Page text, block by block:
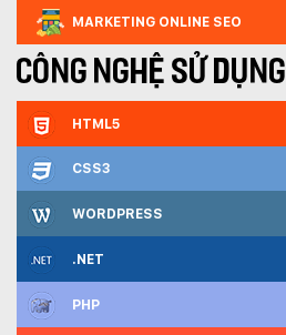
MARKETING ONLINE SEO
CÔNG NGHỆ SỬ DỤNG
HTML5
CSS3
WORDPRESS
.NET
PHP